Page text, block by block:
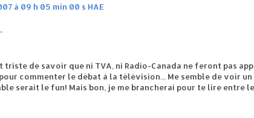
à 09 h 05 min 00 s HAE
triste de savoir que ni TVA, ni Radio-Canada ne feront pas
commenter le débat à la télévision... Me semble de voir
serait le fun! Mais bon, je me brancherai pour te lire entre